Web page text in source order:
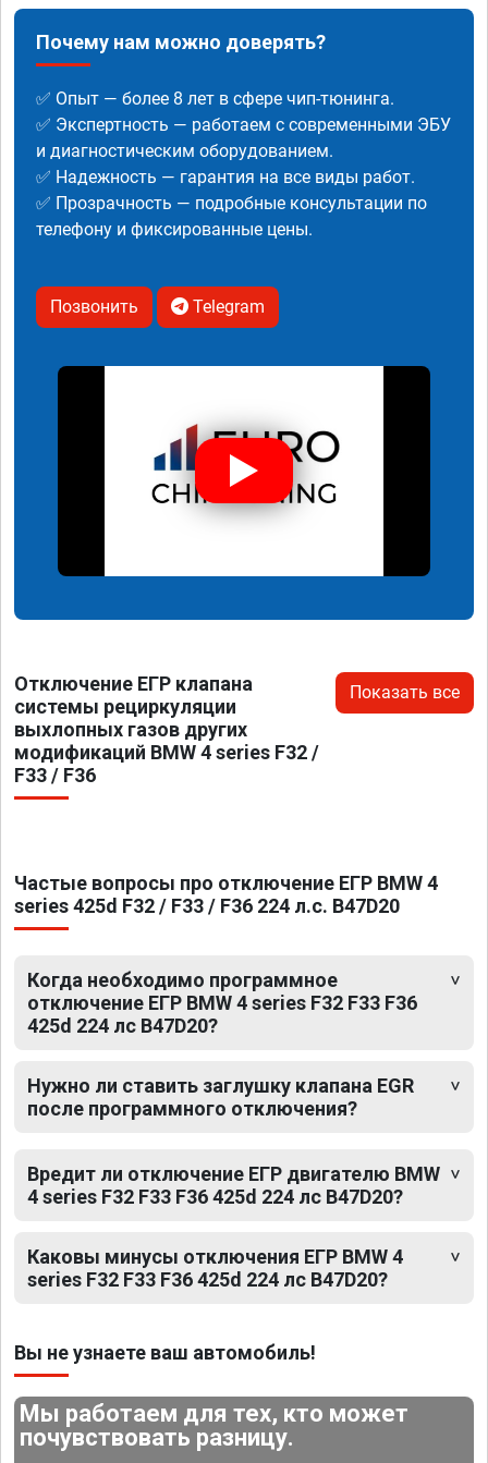
Почему нам можно доверять?
✅ Опыт — более 8 лет в сфере чип-тюнинга.
✅ Экспертность — работаем с современными ЭБУ
и диагностическим оборудованием.
✅ Надежность — гарантия на все виды работ.
✅ Прозрачность — подробные консультации по
телефону и фиксированные цены.
Позвонить Telegram
Отключение ЕГР клапана
системы рециркуляции
выхлопных газов других
модификаций BMW 4 series F32 /
F33 / F36
Показать все
Частые вопросы про отключение ЕГР BMW 4
series 425d F32 / F33 / F36 224 л.с. B47D20
Когда необходимо программное
отключение ЕГР BMW 4 series F32 F33 F36
425d 224 лс B47D20?
Нужно ли ставить заглушку клапана EGR
после программного отключения?
Вредит ли отключение ЕГР двигателю BMW
4 series F32 F33 F36 425d 224 лс B47D20?
Каковы минусы отключения ЕГР BMW 4
series F32 F33 F36 425d 224 лс B47D20?
Вы не узнаете ваш автомобиль!
Мы работаем для тех, кто может
почувствовать разницу.